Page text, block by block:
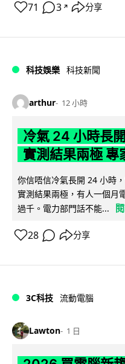
71 3 ↗ 分享
科技娛樂 科技新聞
arthur 12 小時
冷氣 24 小時長
實測結果兩極 專
你信唔信冷氣長開 24 小時
實測結果兩極，有人一個月
過千。電力部門話不能...
28 分享
3C科技 流動電腦
Lawton 1 日